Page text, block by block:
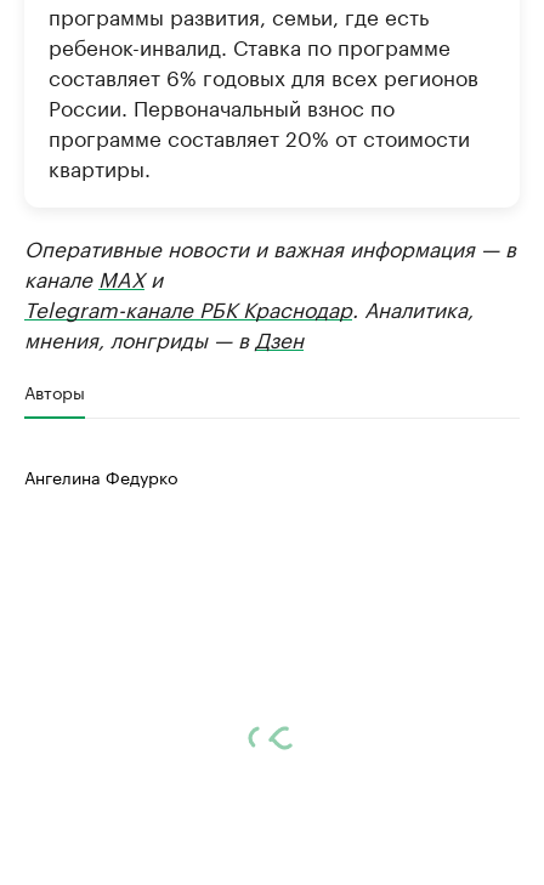
программы развития, семьи, где есть
ребенок-инвалид. Ставка по программе
составляет 6% годовых для всех регионов
России. Первоначальный взнос по
программе составляет 20% от стоимости
квартиры.
Оперативные новости и важная информация — в
канале MAXи
Telegram-канале РБК Краснодар. Аналитика,
мнения, лонгриды — в Дзен
Авторы
Ангелина Федурко